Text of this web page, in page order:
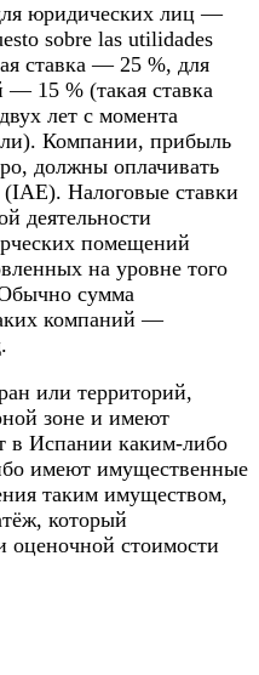
юридических лиц —
sobre las utilidades
ставка — 25 %, для
— 15 % (такая ставка
лет с момента
Компании, прибыль
должны оплачивать
Налоговые ставки
деятельности
помещений
на уровне того
сумма
компаний —
или территорий,
зоне и имеют
в Испании каким-либо
имеют имущественные
таким имуществом,
который
оценочной стоимости